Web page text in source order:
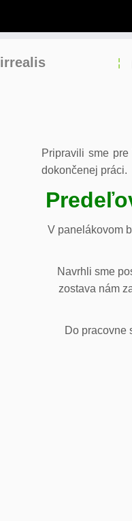
irrealis
Pripravili sme
dokončenej práci.
V panelákovom
Navrhli sme
zostava nám
Do pracovne